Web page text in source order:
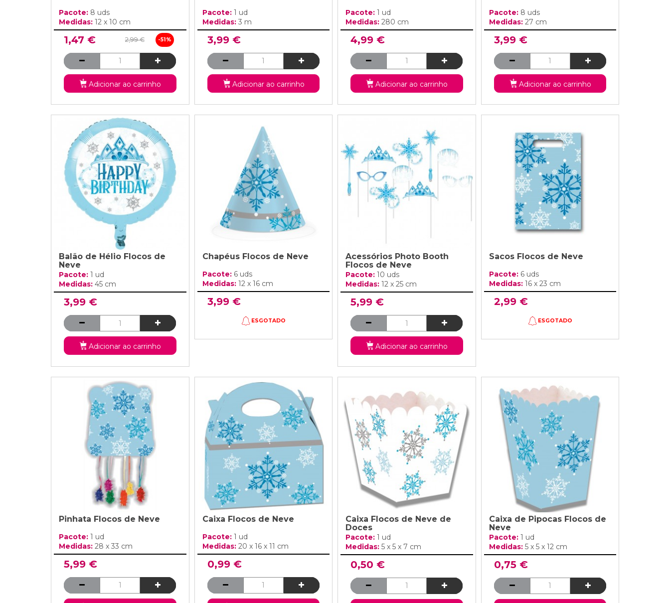
Pacote: 8 uds
Medidas: 12 x 10 cm
1,47 € 2,99 € -51%
Adicionar ao carrinho
Pacote: 1 ud
Medidas: 3 m
3,99 €
Adicionar ao carrinho
Pacote: 1 ud
Medidas: 280 cm
4,99 €
Adicionar ao carrinho
Pacote: 8 uds
Medidas: 27 cm
3,99 €
Adicionar ao carrinho
Balão de Hélio Flocos de
Neve
Pacote: 1 ud
Medidas: 45 cm
3,99 €
Adicionar ao carrinho
Chapéus Flocos de Neve
Pacote: 6 uds
Medidas: 12 x 16 cm
3,99 €
ESGOTADO
Acessórios Photo Booth
Flocos de Neve
Pacote: 10 uds
Medidas: 12 x 25 cm
5,99 €
Adicionar ao carrinho
Sacos Flocos de Neve
Pacote: 6 uds
Medidas: 16 x 23 cm
2,99 €
ESGOTADO
Pinhata Flocos de Neve
Pacote: 1 ud
Medidas: 28 x 33 cm
5,99 €
Caixa Flocos de Neve
Pacote: 1 ud
Medidas: 20 x 16 x 11 cm
0,99 €
Caixa Flocos de Neve de
Doces
Pacote: 1 ud
Medidas: 5 x 5 x 7 cm
0,50 €
Caixa de Pipocas Flocos de
Neve
Pacote: 1 ud
Medidas: 5 x 5 x 12 cm
0,75 €